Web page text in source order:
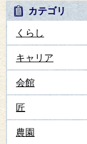
カテゴリ
くらし
キャリア
会館
匠
農園